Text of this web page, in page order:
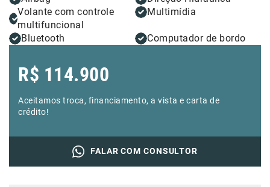
Volante com controle
multifuncional
Multimídia
Bluetooth Computador de bordo
R$ 114.900
Aceitamos troca, financiamento, a vista e carta de
crédito!
FALAR COM CONSULTOR